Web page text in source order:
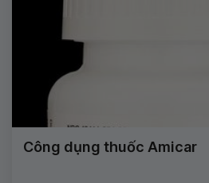
Công dụng thuốc Amicar